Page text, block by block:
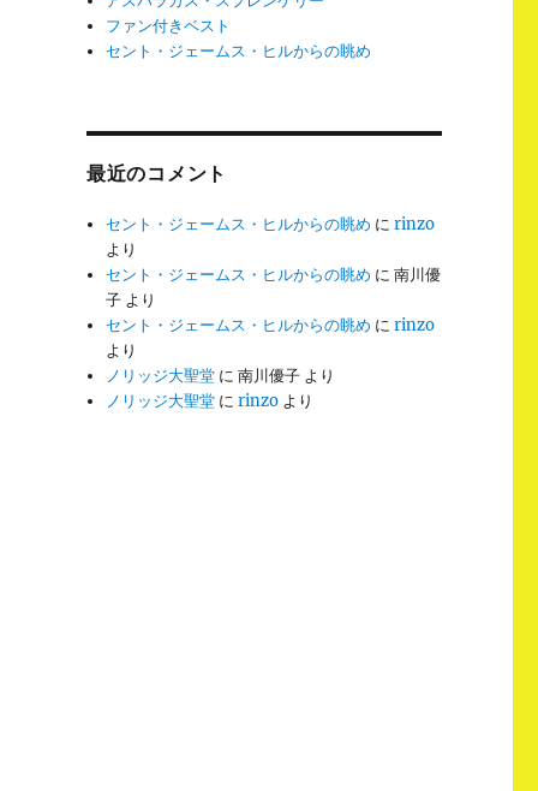
ファン付きベスト
セント・ジェームス・ヒルからの眺め
最近のコメント
セント・ジェームス・ヒルからの眺め にrinzo
より
セント・ジェームス・ヒルからの眺め に南川優
子 より
セント・ジェームス・ヒルからの眺め にrinzo
より
ノリッジ大聖堂 に南川優子 より
ノリッジ大聖堂 にrinzo より